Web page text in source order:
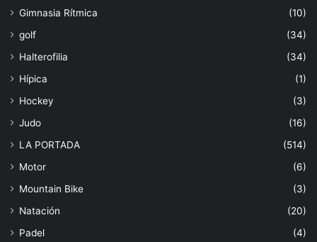
Gimnasia Rítmica
(10)
golf
(34)
Halterofilia
(34)
Hípica
(1)
Hockey
(3)
Judo
(16)
LA PORTADA
(514)
Motor
(6)
Mountain Bike
(3)
Natación
(20)
Padel
(4)